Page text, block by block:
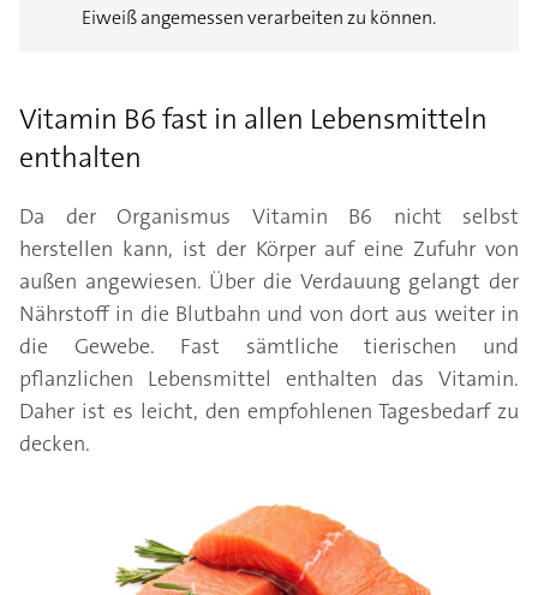
Eiweiß angemessen verarbeiten zu können.
Vitamin B6 fast in allen Lebensmitteln
enthalten
Da der Organismus Vitamin B6 nicht selbst
herstellen kann, ist der Körper auf eine Zufuhr von
außen angewiesen. Über die Verdauung gelangt der
Nährstoff in die Blutbahn und von dort aus weiter in
die Gewebe. Fast sämtliche tierischen und
pflanzlichen Lebensmittel enthalten das Vitamin.
Daher ist es leicht, den empfohlenen Tagesbedarf zu
decken.